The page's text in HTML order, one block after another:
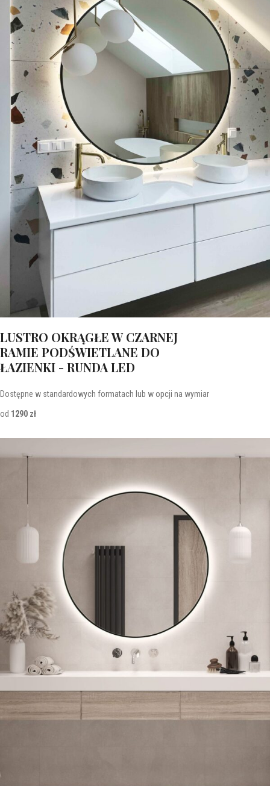
LUSTRO OKRĄGŁE W CZARNEJ
RAMIE PODŚWIETLANE DO
ŁAZIENKI - RUNDA LED
Dostępne w standardowych formatach lub w opcji na wymiar
od 1290 zł